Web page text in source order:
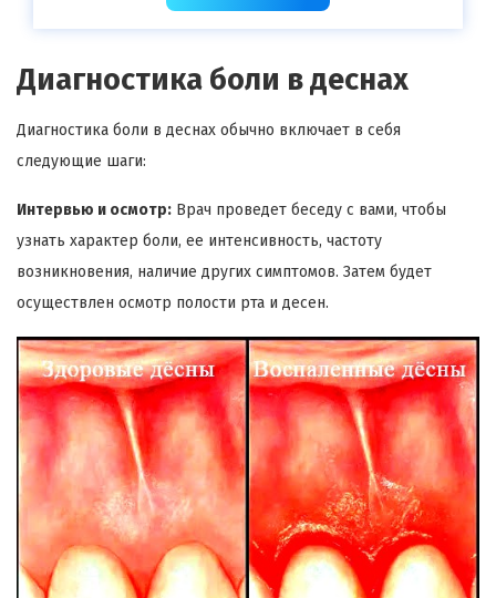
Диагностика боли в деснах
Диагностика боли в деснах обычно включает в себя
следующие шаги:
Интервью и осмотр: Врач проведет беседу с вами, чтобы
узнать характер боли, ее интенсивность, частоту
возникновения, наличие других симптомов. Затем будет
осуществлен осмотр полости рта и десен.